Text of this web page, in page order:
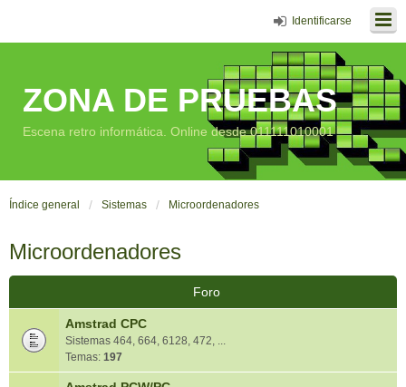
Identificarse
ZONA DE PRUEBAS
Escena retro informática. Online desde 011111010001
Índice general Sistemas Microordenadores
Microordenadores
Foro
Amstrad CPC
Sistemas 464, 664, 6128, 472, ...
Temas: 197